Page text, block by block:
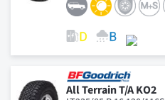
All Terrain T/A KO2